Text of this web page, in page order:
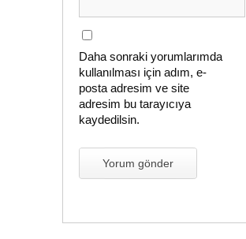
Daha sonraki yorumlarımda
kullanılması için adım, e-
posta adresim ve site
adresim bu tarayıcıya
kaydedilsin.